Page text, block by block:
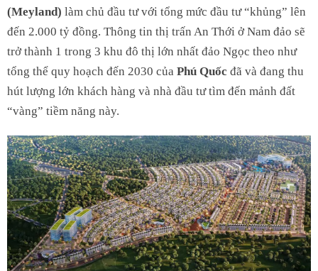
(Meyland) làm chủ đầu tư với tổng mức đầu tư “khủng” lên
đến 2.000 tỷ đồng. Thông tin thị trấn An Thới ở Nam đảo sẽ
trở thành 1 trong 3 khu đô thị lớn nhất đảo Ngọc theo như
tổng thể quy hoạch đến 2030 của Phú Quốc đã và đang thu
hút lượng lớn khách hàng và nhà đầu tư tìm đến mảnh đất
“vàng” tiềm năng này.